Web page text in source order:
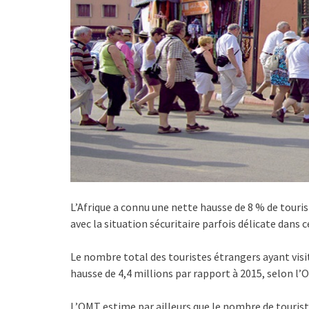
L’Afrique a connu une nette hausse de 8 % de
avec la situation sécuritaire parfois délicate dans
Le nombre total des touristes étrangers ayant
hausse de 4,4 millions par rapport à 2015, selon